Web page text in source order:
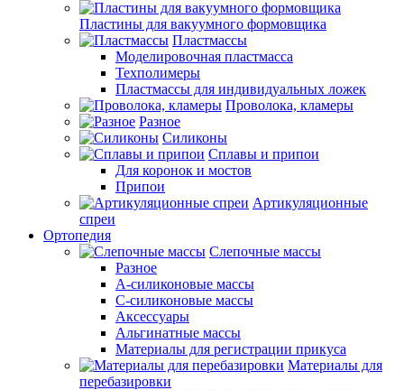
Пластины для вакуумного формовщика
Пластмассы
Моделировочная пластмасса
Техполимеры
Пластмассы для индивидуальных ложек
Проволока, кламеры
Разное
Силиконы
Сплавы и припои
Для коронок и мостов
Припои
Артикуляционные
спреи
Ортопедия
Слепочные массы
Разное
А-силиконовые массы
С-силиконовые массы
Аксессуары
Альгинатные массы
Материалы для регистрации прикуса
Материалы для
перебазировки